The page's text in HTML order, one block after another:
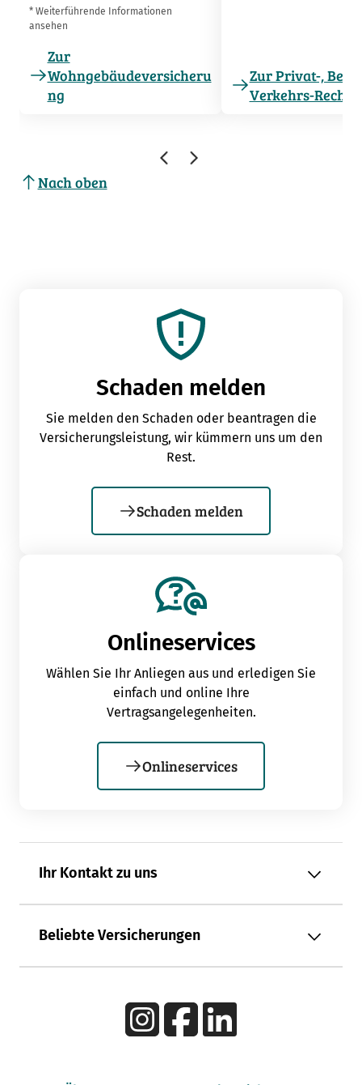
* Weiterführende Informationen
ansehen
Zur
Wohngebäudeversicheru
ng
Zur Privat-,
Verkehrs-
Nach oben
Schaden melden
Sie melden den Schaden oder beantragen die
Versicherungsleistung, wir kümmern uns um den
Rest.
Schaden melden
Onlineservices
Wählen Sie Ihr Anliegen aus und erledigen Sie
einfach und online Ihre
Vertragsangelegenheiten.
Onlineservices
Ihr Kontakt zu uns
Beliebte Versicherungen